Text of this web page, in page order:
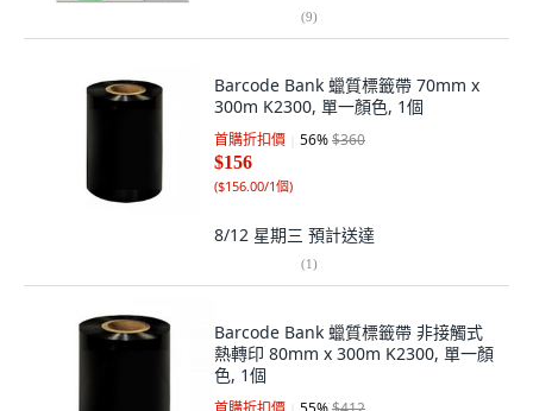
(9)
Barcode Bank 蠟質標籤帶 70mm x
300m K2300, 單一顏色, 1個
首購折扣價 56%$360
$156
($156.00/1個)
8/12 星期三 預計送達
(1)
Barcode Bank 蠟質標籤帶 非接觸式
熱轉印 80mm x 300m K2300, 單一顏
色, 1個